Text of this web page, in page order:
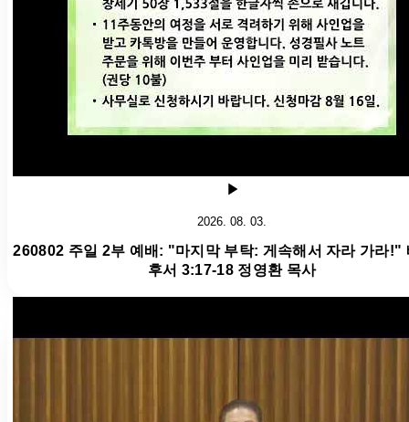
2026. 08. 03.
260802 주일 2부 예배: "마지막 부탁: 게속해서 자라 가라!"
후서 3:17-18 정영환 목사